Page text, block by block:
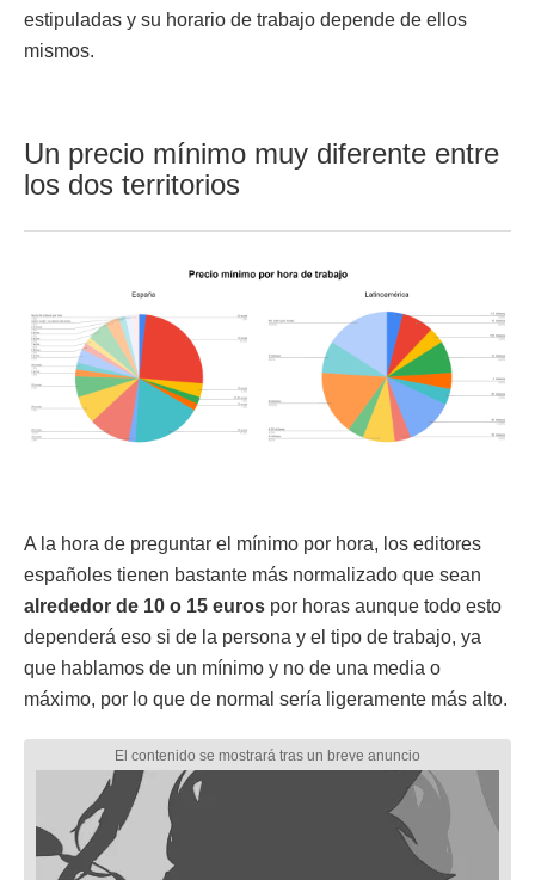
estipuladas y su horario de trabajo depende de ellos
mismos.
Un precio mínimo muy diferente entre
los dos territorios
A la hora de preguntar el mínimo por hora, los editores
españoles tienen bastante más normalizado que sean
alrededor de 10 o 15 euros por horas aunque todo esto
dependerá eso si de la persona y el tipo de trabajo, ya
que hablamos de un mínimo y no de una media o
máximo, por lo que de normal sería ligeramente más alto.